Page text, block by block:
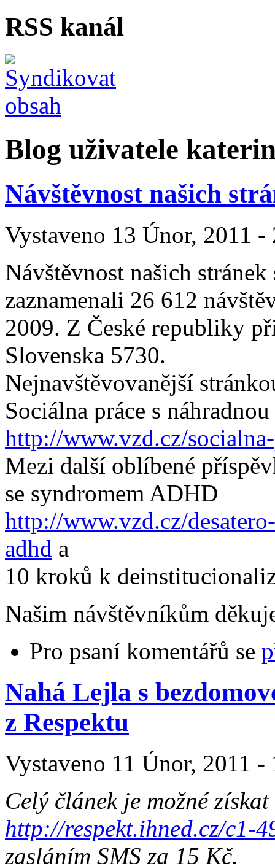
RSS kanál
Blog uživatele
Návštěvnost našich
Vystaveno 13 Únor, 2011
Návštěvnost našich
zaznamenali 26 612
2009. Z České republiky
Slovenska 5730.
Nejnavštěvovanější
Sociálna práce s
http://www.vzd.cz/
Mezi další oblíbené
se syndromem ADHD
http://www.vzd.cz/
adhd a
10 kroků k
Našim návštěvníkům
Pro psaní komentářů se
Nahá Lejla s
z Respektu
Vystaveno 11 Únor, 2011
Celý článek je možné
http://respekt.ihned.cz/c1-
zasláním SMS za 15 Kč.